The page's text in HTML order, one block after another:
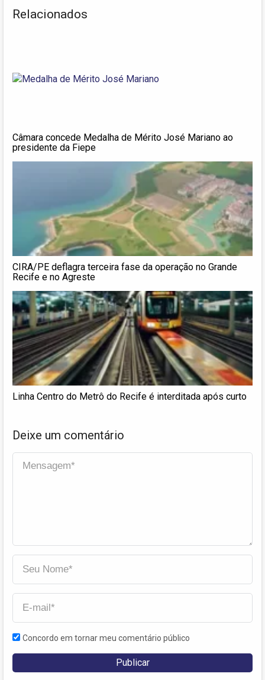
Relacionados
Câmara concede Medalha de Mérito José Mariano ao
presidente da Fiepe
CIRA/PE deflagra terceira fase da operação no Grande
Recife e no Agreste
Linha Centro do Metrô do Recife é interditada após curto
Deixe um comentário
Concordo em tornar meu comentário público